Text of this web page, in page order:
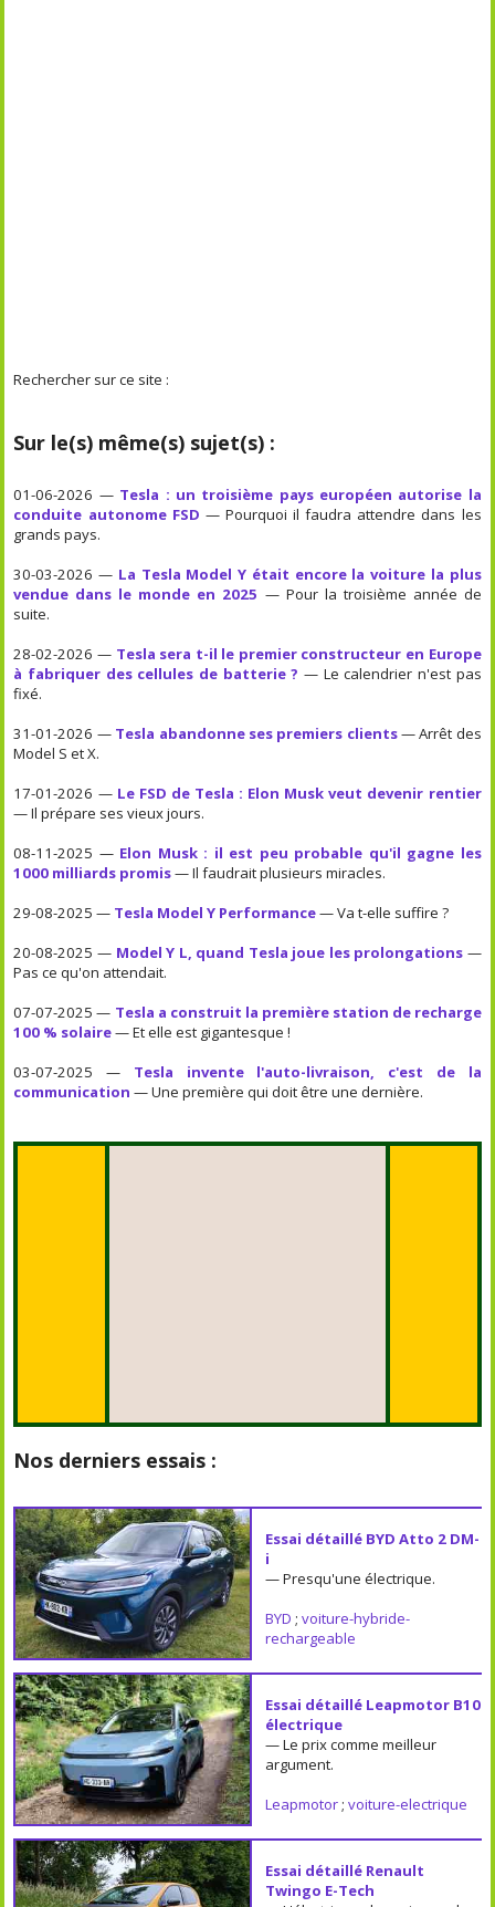
Rechercher sur ce site :
Sur le(s) même(s) sujet(s) :
01-06-2026 — Tesla : un troisième pays européen autorise la
conduite autonome FSD — Pourquoi il faudra attendre dans les
grands pays.
30-03-2026 — La Tesla Model Y était encore la voiture la plus
vendue dans le monde en 2025 — Pour la troisième année de
suite.
28-02-2026 — Tesla sera t-il le premier constructeur en Europe
à fabriquer des cellules de batterie ? — Le calendrier n'est pas
fixé.
31-01-2026 — Tesla abandonne ses premiers clients— Arrêt des
Model S et X.
17-01-2026 — Le FSD de Tesla : Elon Musk veut devenir rentier
— Il prépare ses vieux jours.
08-11-2025 — Elon Musk : il est peu probable qu'il gagne les
1000 milliards promis— Il faudrait plusieurs miracles.
29-08-2025 — Tesla Model Y Performance— Va t-elle suffire ?
20-08-2025 — Model Y L, quand Tesla joue les prolongations —
Pas ce qu'on attendait.
07-07-2025 — Tesla a construit la première station de recharge
100 % solaire— Et elle est gigantesque !
03-07-2025 — Tesla invente l'auto-livraison, c'est de la
communication — Une première qui doit être une dernière.
Nos derniers essais :
Essai détaillé BYD Atto 2 DM-
i
— Presqu'une électrique.
BYD ; voiture-hybride-
rechargeable
Essai détaillé Leapmotor B10
électrique
— Le prix comme meilleur
argument.
Leapmotor; voiture-electrique
Essai détaillé Renault
Twingo E-Tech